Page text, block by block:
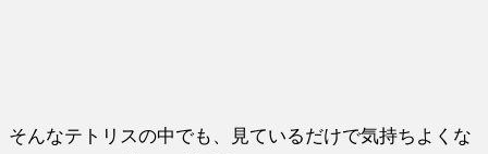
そんなテトリスの中でも、見ているだけで気持ちよくな